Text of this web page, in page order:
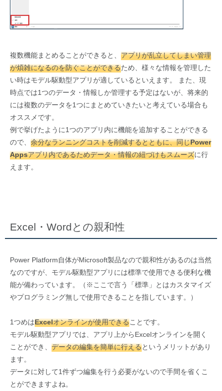
複数機能まとめることができると、 アプリが乱立してしまい管理
が煩雑になるのを防ぐことができるため、様々な情報を管理した
い時はモデル駆動型アプリが適しているといえます。 また、現
時点では1つのデータ・情報しか管理する予定はないが、将来的
には複数のデータを1つにまとめていきたいと考えている場合も
オススメです。
例で挙げたように1つのアプリ内に機能を追加することができる
ので、 余分なランニングコストを削減するとともに、同じPower
Appsアプリ内であるためデータ・情報の紐づけもスムーズに行
えます。
Excel・Wordとの親和性
Power Platform自体がMicrosoft製品なので親和性があるのは当然
なのですが、モデル駆動型アプリには標準で使用できる便利な機
能が備わっています。（※ここで言う「標準」とはカスタマイズ
やプログラミング無しで使用できることを指しています。）
1つめはExcelオンラインが使用できることです。
モデル駆動型アプリでは、アプリ上からExcelオンラインを開く
ことができ、 データの編集を簡単に行えるというメリットがあり
ます。
データに対して1件ずつ編集を行う必要がないので手間を省くこ
とができますよね。